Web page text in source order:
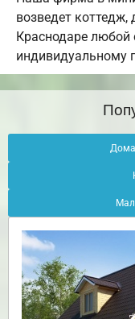
возведет
Краснодаре любой
индивидуальному
Дома